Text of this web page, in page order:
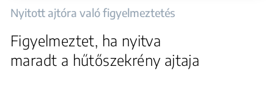
Nyitott ajtóra való figyelmeztetés
Figyelmeztet, ha nyitva
maradt a hűtőszekrény ajtaja